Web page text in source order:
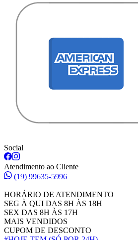
Social
Atendimento ao Cliente
(19) 99635-5996
HORÁRIO DE ATENDIMENTO
SEG À QUI DAS 8H ÀS 18H
SEX DAS 8H ÀS 17H
MAIS VENDIDOS
CUPOM DE DESCONTO